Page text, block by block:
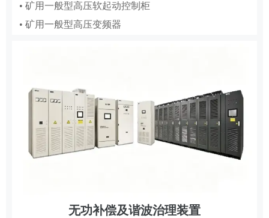
• 矿用一般型高压软起动控制柜
• 矿用一般型高压变频器
无功补偿及谐波治理装置
用于高低压电机的变频调速、节能与保护
• 辅助控制系统